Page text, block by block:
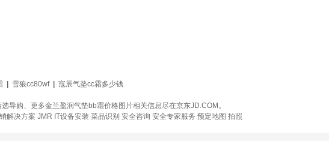
雪狼cc80wf
寇辰气垫cc霜多少钱
购、更多金兰盈润气垫bb霜价格图片相关信息尽在京东JD.COM。
解决方案 JMR IT设备安装 菜品识别 安全咨询 安全专家服务 预定地图 拍照